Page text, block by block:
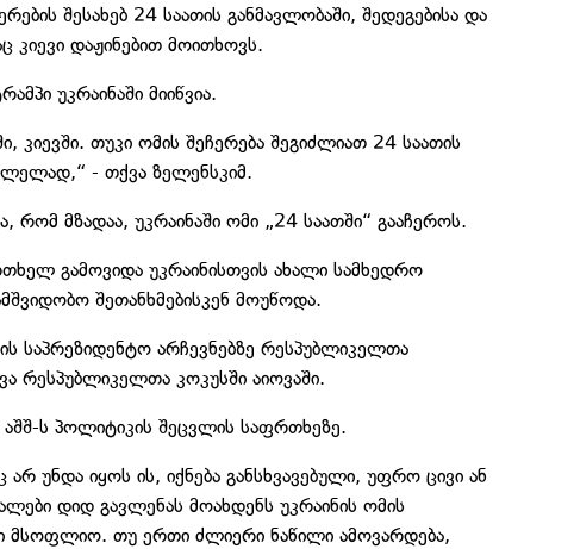
შესახებ 24 საათის განმავლობაში, შედეგებისა და
კიევი დაჟინებით მოითხოვს.
უკრაინაში მიიწვია.
კიევში. თუკი ომის შეჩერება შეგიძლიათ 24 საათის
- თქვა ზელენსკიმ.
რომ მზადაა, უკრაინაში ომი „24 საათში“ გააჩეროს.
გამოვიდა უკრაინისთვის ახალი სამხედრო
შეთანხმებისკენ მოუწოდა.
საპრეზიდენტო არჩევნებზე რესპუბლიკელთა
რესპუბლიკელთა კოკუსში აიოვაში.
აშშ-ს პოლიტიკის შეცვლის საფრთხეზე.
უნდა იყოს ის, იქნება განსხვავებული, უფრო ცივი ან
დიდ გავლენას მოახდენს უკრაინის ომის
მსოფლიო. თუ ერთი ძლიერი ნაწილი ამოვარდება,